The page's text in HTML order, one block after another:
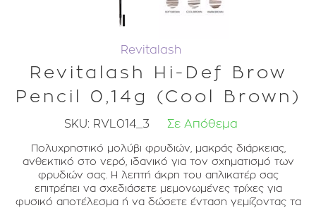
Revitalash
Revitalash Hi-Def Brow
Pencil 0,14g (Cool Brown)
SKU: RVL014_3 Σε Απόθεμα
Πολυχρηστικό μολύβι φρυδιών, μακράς διάρκειας,
ανθεκτικό στο νερό, ιδανικό για τον σχηματισμό των
φρυδιών σας. Η λεπτή άκρη του απλικατέρ σας
επιτρέπει να σχεδιάσετε μεμονωμένες τρίχες για
φυσικό αποτέλεσμα ή να δώσετε ένταση γεμίζοντας τα